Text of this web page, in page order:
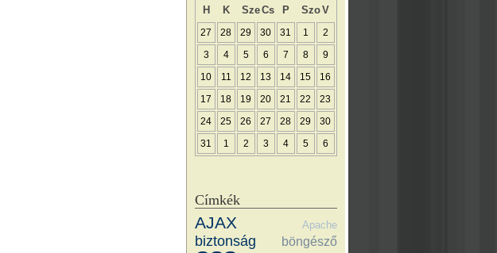
H K SzeCs P SzoV
27 28 29 30 31 1 2
3 4 5 6 7 8 9
10 11 12 13 14 15 16
17 18 19 20 21 22 23
24 25 26 27 28 29 30
31 1 2 3 4 5 6
Címkék
AJAX Apache
biztonság böngésző